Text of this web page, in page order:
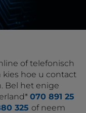
of telefonisch
kies hoe u contact
Bel het enige
070 891 25
325 of neem